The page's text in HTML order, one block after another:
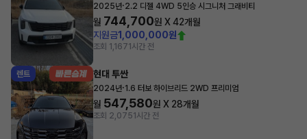
2025년·2.2 디젤 4WD 5인승 시그니처 그래비티
월 744,700원 X42개월
지원금1,000,000원
조회 1,1671시간 전
렌트 현대 투싼
2024년·1.6 터보 하이브리드 2WD 프리미엄
월 547,580원 X 28개월
조회 2,0751시간 전